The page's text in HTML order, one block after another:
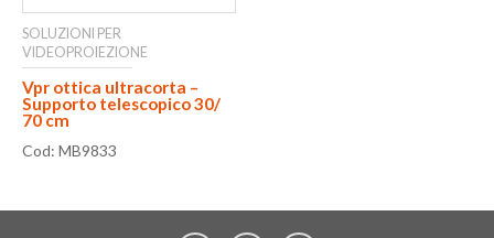
SOLUZIONI PER
VIDEOPROIEZIONE
Vpr ottica ultracorta –
Supporto telescopico 30/
70 cm
Cod: MB9833